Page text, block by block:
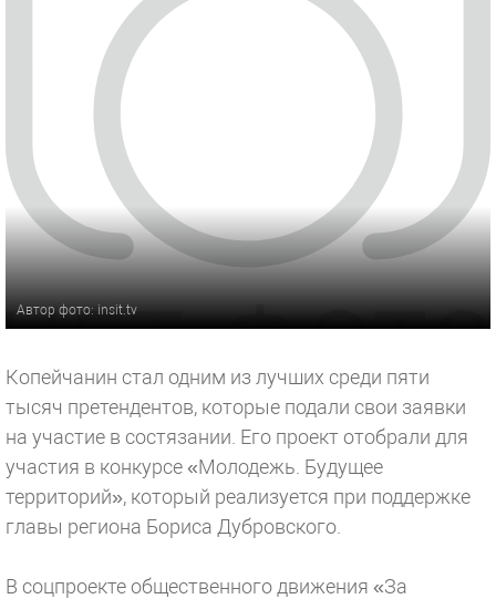
Автор фото: insit.tv
Копейчанин стал одним из лучших среди пяти
тысяч претендентов, которые подали свои заявки
на участие в состязании. Его проект отобрали для
участия в конкурсе «Молодежь. Будущее
территорий», который реализуется при поддержке
главы региона Бориса Дубровского.
В соцпроекте общественного движения «За